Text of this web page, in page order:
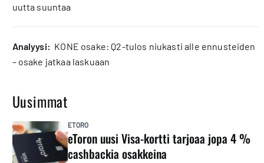
uutta suuntaa
analyysi: KONE osake: Q2-tulos niukasti alle ennusteiden
– osake jatkaa laskuaan
Uusimmat
ETORO
eToron uusi Visa-kortti tarjoaa jopa 4 %
cashbackia osakkeina